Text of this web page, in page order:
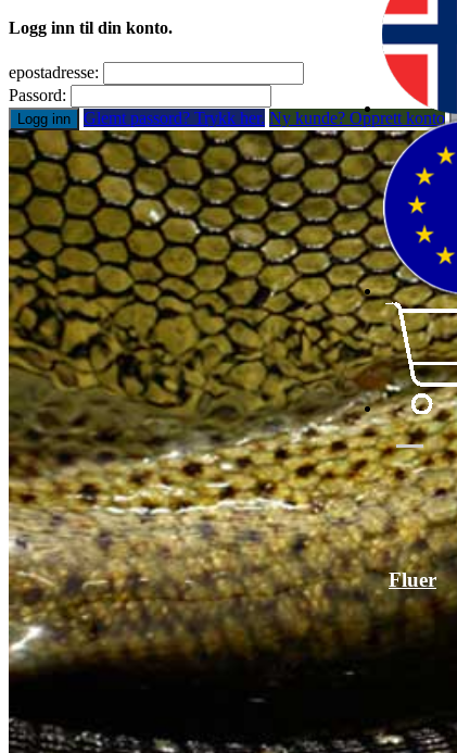
Fluer
Logg inn til din konto.
epostadresse:
Passord:
Logg inn Glemt passord? Trykk her. Ny kunde? Opprett konto